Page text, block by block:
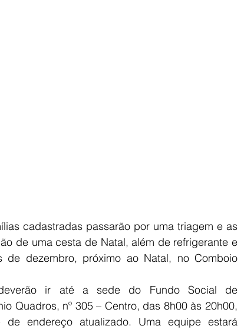
cadastradas passarão por uma triagem e as
de uma cesta de Natal, além de refrigerante e
de dezembro, próximo ao Natal, no Comboio
ir até a sede do Fundo Social de
Quadros, nº 305 – Centro, das 8h00 às 20h00,
endereço atualizado. Uma equipe estará